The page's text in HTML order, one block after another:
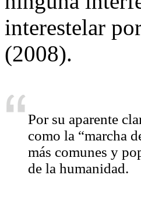
interestelar
(2008).
Por su aparente
como la “marcha
más comunes y
de la humanidad.